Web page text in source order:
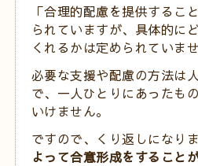
「合理的配慮を提供するこ
られていますが、具体的に
くれるかは定められていませ
必要な支援や配慮の方法は
で、一人ひとりにあったも
いけません。
ですので、くり返しになり
よって合意形成をすること